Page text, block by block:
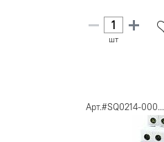
шт
Арт.#SQ0214-000...